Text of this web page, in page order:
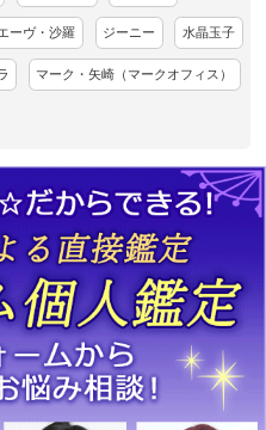
ーヴ・沙羅 ジーニー 水晶玉子
マーク・矢崎（マークオフィス）